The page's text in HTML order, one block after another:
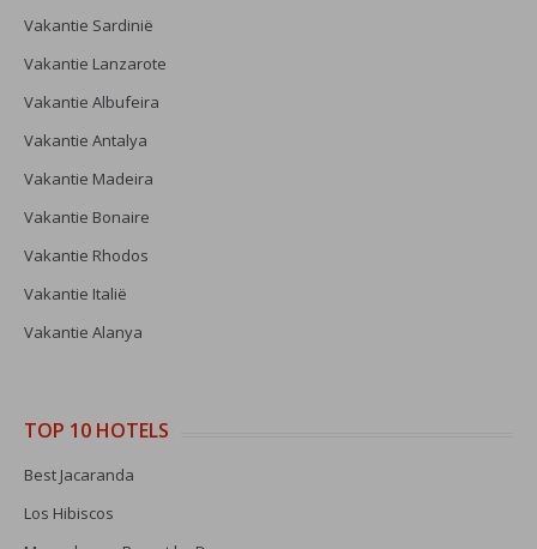
Vakantie Sardinië
Vakantie Lanzarote
Vakantie Albufeira
Vakantie Antalya
Vakantie Madeira
Vakantie Bonaire
Vakantie Rhodos
Vakantie Italië
Vakantie Alanya
TOP 10 HOTELS
Best Jacaranda
Los Hibiscos